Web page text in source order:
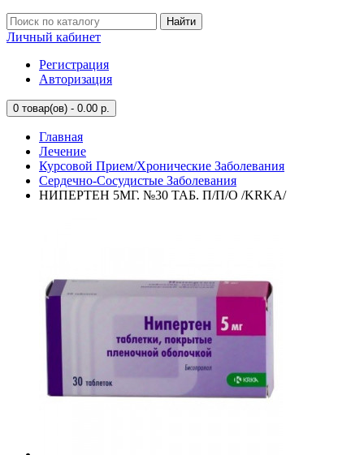
Найти
Личный кабинет
Регистрация
Авторизация
0 товар(ов) - 0.00 р.
Главная
Лечение
Курсовой Прием/Хронические Заболевания
Сердечно-Сосудистые Заболевания
НИПЕРТЕН 5МГ. №30 ТАБ. П/П/О /KRKA/